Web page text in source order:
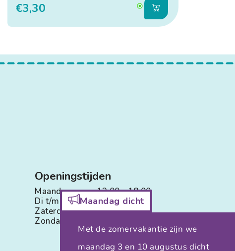
€3,30
Maandag dicht
Met de zomervakantie zijn we
maandag 3 en 10 augustus dicht
Openingstijden
Maandag:
13.00 - 18.00
Di t/m Vr:
09.00 - 18.00
Zaterdag:
09.00 - 16.00
Zondag: